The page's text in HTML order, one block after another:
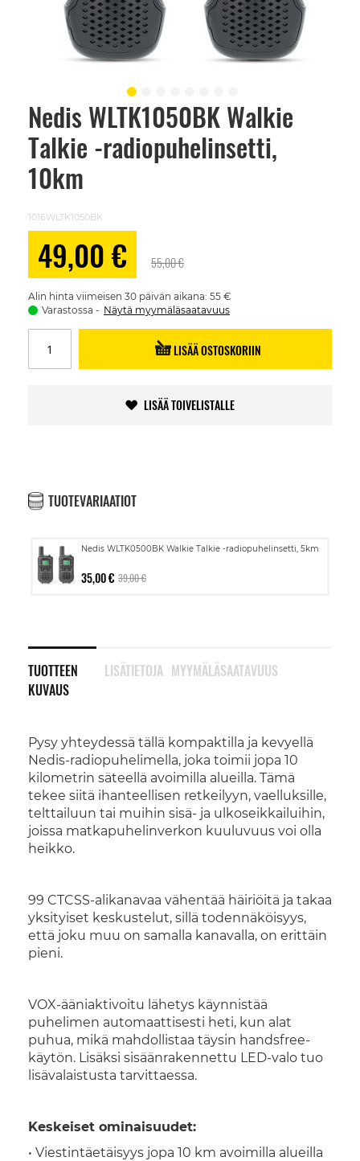
Nedis WLTK1050BK Walkie
Talkie -radiopuhelinsetti,
10km
1016WLTK1050BK
49,00 € 55,00 €
Alin hinta viimeisen 30 päivän aikana: 55 €
Varastossa
Näytä myymäläsaatavuus
LISÄÄ OSTOSKORIIN
LISÄÄ TOIVELISTALLE
TUOTEVARIAATIOT
Nedis WLTK0500BK Walkie Talkie -radiopuhelinsetti, 5km
35,00 € 39,00 €
TUOTTEEN
KUVAUS
Pysy yhteydessä tällä kompaktilla ja kevyellä
Nedis-radiopuhelimella, joka toimii jopa 10
kilometrin säteellä avoimilla alueilla. Tämä
tekee siitä ihanteellisen retkeilyyn, vaelluksille,
telttailuun tai muihin sisä- ja ulkoseikkailuihin,
joissa matkapuhelinverkon kuuluvuus voi olla
heikko.
99 CTCSS-alikanavaa vähentää häiriöitä ja takaa
yksityiset keskustelut, sillä todennäköisyys,
että joku muu on samalla kanavalla, on erittäin
pieni.
VOX-ääniaktivoitu lähetys käynnistää
puhelimen automaattisesti heti, kun alat
puhua, mikä mahdollistaa täysin handsfree-
käytön. Lisäksi sisäänrakennettu LED-valo tuo
lisävalaistusta tarvittaessa.
Keskeiset ominaisuudet:
• Viestintäetäisyys jopa 10 km avoimilla alueilla
LISÄTIETOJA MYYMÄLÄSAATAVUUS
Skip
beginning
images